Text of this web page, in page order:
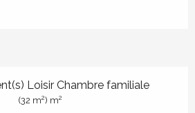
Loisir Chambre familiale
(32 m2) m2